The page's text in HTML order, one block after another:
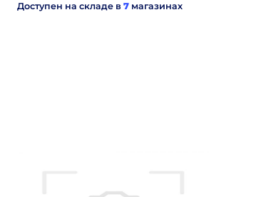
Доступен на складе в 7 магазинах